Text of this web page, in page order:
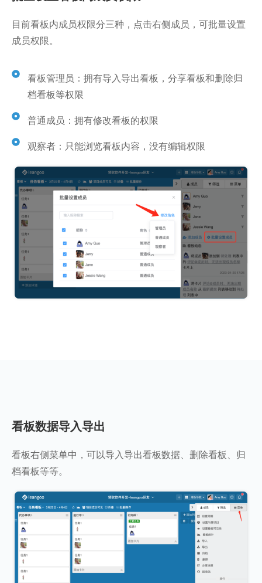
目前看板内成员权限分三种，点击右侧成员，可批量设置
成员权限。
看板管理员：拥有导入导出看板，分享看板和删除归
档看板等权限
普通成员：拥有修改看板的权限
观察者：只能浏览看板内容，没有编辑权限
看板数据导入导出
看板右侧菜单中，可以导入导出看板数据、删除看板、归
档看板等等。